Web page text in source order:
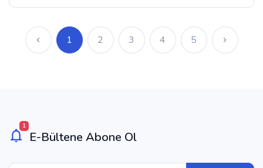
1 2 3 4 5
1
E-Bültene Abone Ol